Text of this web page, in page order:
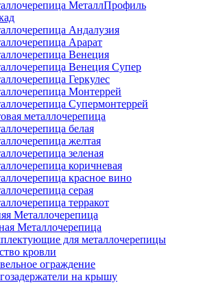
МеталлПрофиль
Андалузия
Арарат
Венеция
Венеция Супер
Геркулес
Монтеррей
Супермонтеррей
металлочерепица
белая
желтая
зеленая
коричневая
красное вино
серая
терракот
Металлочерепица
Металлочерепица
для металлочерепицы
кровли
ограждение
на крышу